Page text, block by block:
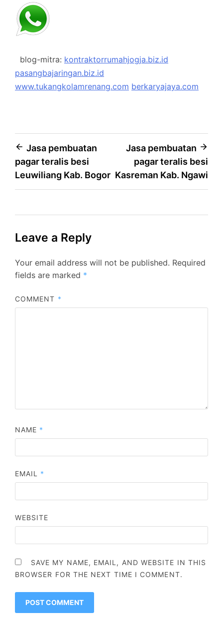
blog-mitra: kontraktorrumahjogja.biz.id
pasangbajaringan.biz.id
www.tukangkolamrenang.com berkaryajaya.com
Post
navigation
Jasa pembuatan
pagar teralis besi
Leuwiliang Kab. Bogor
Jasa pembuatan
pagar teralis besi
Kasreman Kab. Ngawi
Leave a Reply
Your email address will not be published. Required
fields are marked *
COMMENT *
NAME *
EMAIL *
WEBSITE
SAVE MY NAME, EMAIL, AND WEBSITE IN THIS
BROWSER FOR THE NEXT TIME I COMMENT.